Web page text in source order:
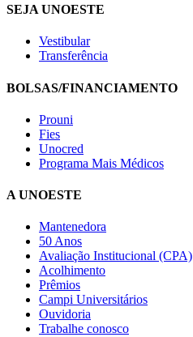
SEJA UNOESTE
Vestibular
Transferência
BOLSAS/FINANCIAMENTO
Prouni
Fies
Unocred
Programa Mais Médicos
A UNOESTE
Mantenedora
50 Anos
Avaliação Institucional (CPA)
Acolhimento
Prêmios
Campi Universitários
Ouvidoria
Trabalhe conosco